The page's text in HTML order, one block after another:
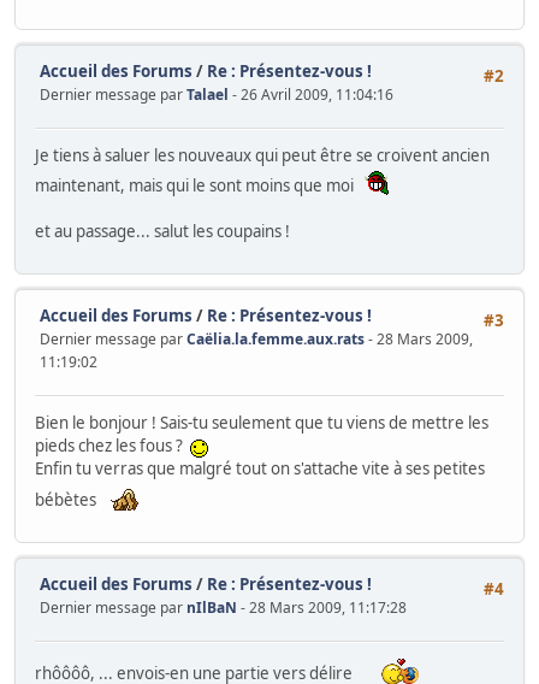
#2
Accueil des Forums / Re : Présentez-vous !
Dernier message parTalael - 26 Avril 2009, 11:04:16
Je tiens à saluer les nouveaux qui peut être se croivent ancien
maintenant, mais qui le sont moins que moi
et au passage... salut les coupains !
#3
Accueil des Forums / Re : Présentez-vous !
Dernier message parCaëlia.la.femme.aux.rats- 28 Mars 2009,
11:19:02
Bien le bonjour ! Sais-tu seulement que tu viens de mettre les
pieds chez les fous ?
Enfin tu verras que malgré tout on s'attache vite à ses petites
bébètes
#4
Accueil des Forums / Re : Présentez-vous !
Dernier message par nIlBaN - 28 Mars 2009, 11:17:28
rhôôôô, ... envois-en une partie vers délire